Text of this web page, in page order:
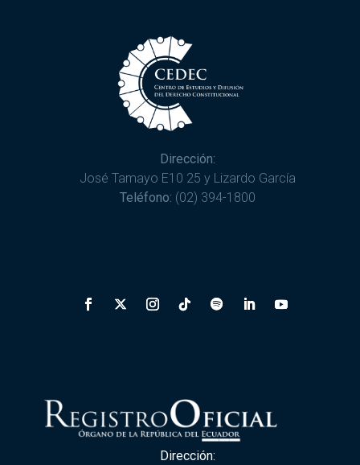
Dirección:
José Tamayo E10 25 y Lizardo García
Teléfono: (02) 394-1800
Dirección: